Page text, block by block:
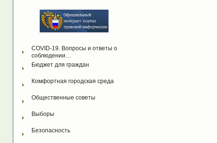
COVID-19. Вопросы и ответы о
соблюдении…
Бюджет для граждан
Комфортная городская среда
Общественные советы
Выборы
Безопасность